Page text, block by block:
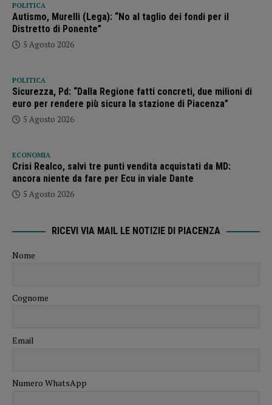
POLITICA
Autismo, Murelli (Lega): “No al taglio dei fondi per il
Distretto di Ponente”
5 Agosto 2026
POLITICA
Sicurezza, Pd: “Dalla Regione fatti concreti, due milioni di
euro per rendere più sicura la stazione di Piacenza”
5 Agosto 2026
ECONOMIA
Crisi Realco, salvi tre punti vendita acquistati da MD:
ancora niente da fare per Ecu in viale Dante
5 Agosto 2026
RICEVI VIA MAIL LE NOTIZIE DI PIACENZA
Nome
Cognome
Email
Numero WhatsApp